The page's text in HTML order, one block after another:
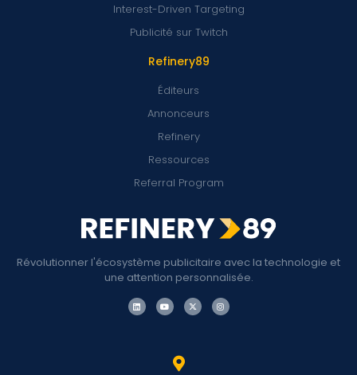
Révolutionner l'écosystème publicitaire avec la technologie et
une attention personnalisée.
Refinery89
Éditeurs
Annonceurs
Refinery
Ressources
Referral Program
Interest-Driven Targeting
Publicité sur Twitch